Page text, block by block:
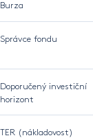
Burza
Správce fondu
Doporučený investiční
horizont
TER (nákladovost)